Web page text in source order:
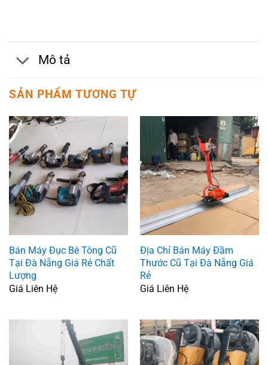
Mô tả
SẢN PHẨM TƯƠNG TỰ
Bán Máy Đục Bê Tông Cũ
Tại Đà Nẵng Giá Rẻ Chất
Lượng
Giá Liên Hệ
Địa Chỉ Bán Máy Đầm
Thước Cũ Tại Đà Nẵng Giá
Rẻ
Giá Liên Hệ